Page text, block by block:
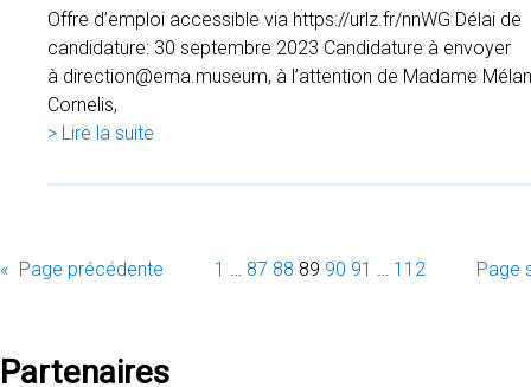
Offre d’emploi accessible via https://urlz.fr/nnWG Délai de
candidature: 30 septembre 2023 Candidature à envoyer
à direction@ema.museum, à l’attention de Madame
Cornelis,
> Lire la suite
« Page précédente 1 … 87 88 89 90 91 … 112 Page
Partenaires